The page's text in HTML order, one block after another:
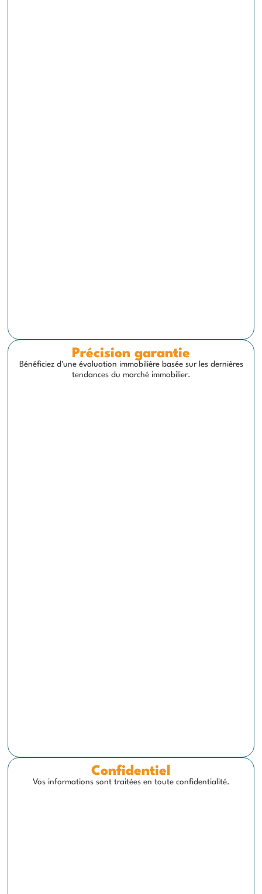
Précision garantie
Bénéficiez d'une évaluation immobilière basée sur les dernières
tendances du marché immobilier.
Confidentiel
Vos informations sont traitées en toute confidentialité.